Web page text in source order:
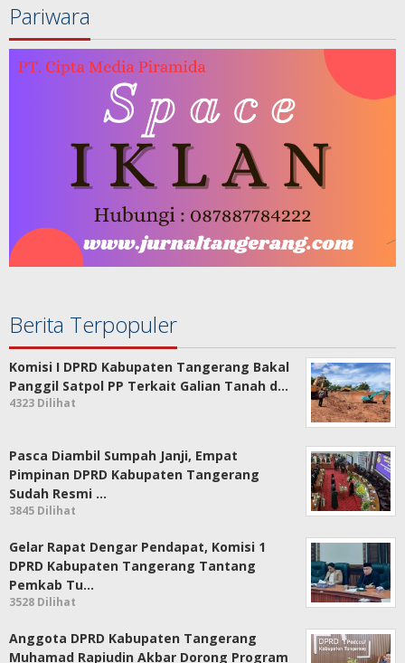
Pariwara
Berita Terpopuler
Komisi I DPRD Kabupaten Tangerang Bakal
Panggil Satpol PP Terkait Galian Tanah d…
4323 Dilihat
Pasca Diambil Sumpah Janji, Empat
Pimpinan DPRD Kabupaten Tangerang
Sudah Resmi …
3845 Dilihat
Gelar Rapat Dengar Pendapat, Komisi 1
DPRD Kabupaten Tangerang Tantang
Pemkab Tu…
3528 Dilihat
Anggota DPRD Kabupaten Tangerang
Muhamad Rapiudin Akbar Dorong Program